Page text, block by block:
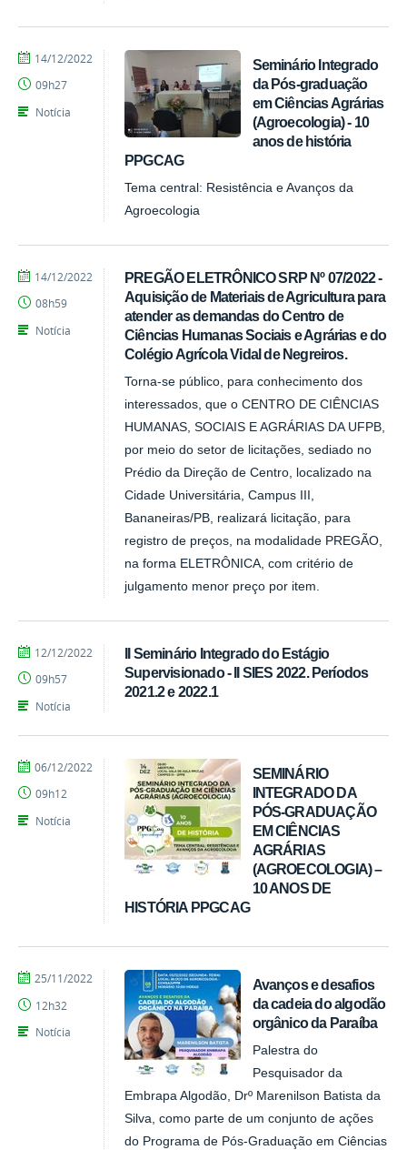
Seminário Integrado
da Pós-graduação
em Ciências Agrárias
(Agroecologia) - 10
anos de história
PPGCAG
Tema central: Resistência e Avanços da
Agroecologia
por
publicado
14/12/2022
09h27
Notícia
PREGÃO ELETRÔNICO SRP Nº 07/2022 -
Aquisição de Materiais de Agricultura para
atender as demandas do Centro de
Ciências Humanas Sociais e Agrárias e do
Colégio Agrícola Vidal de Negreiros.
Torna-se público, para conhecimento dos
interessados, que o CENTRO DE CIÊNCIAS
HUMANAS, SOCIAIS E AGRÁRIAS DA UFPB,
por meio do setor de licitações, sediado no
Prédio da Direção de Centro, localizado na
Cidade Universitária, Campus III,
Bananeiras/PB, realizará licitação, para
registro de preços, na modalidade PREGÃO,
na forma ELETRÔNICA, com critério de
julgamento menor preço por item.
por
publicado
14/12/2022
08h59
Notícia
II Seminário Integrado do Estágio
Supervisionado - II SIES 2022. Períodos
2021.2 e 2022.1
por
publicado
12/12/2022
09h57
Notícia
SEMINÁRIO
INTEGRADO DA
PÓS-GRADUAÇÃO
EM CIÊNCIAS
AGRÁRIAS
(AGROECOLOGIA) –
10 ANOS DE
HISTÓRIA PPGCAG
por
publicado
06/12/2022
09h12
Notícia
Avanços e desafios
da cadeia do algodão
orgânico da Paraíba
Palestra do
Pesquisador da
Embrapa Algodão, Drº Marenilson Batista da
Silva, como parte de um conjunto de ações
do Programa de Pós-Graduação em Ciências
por
publicado
25/11/2022
12h32
Notícia